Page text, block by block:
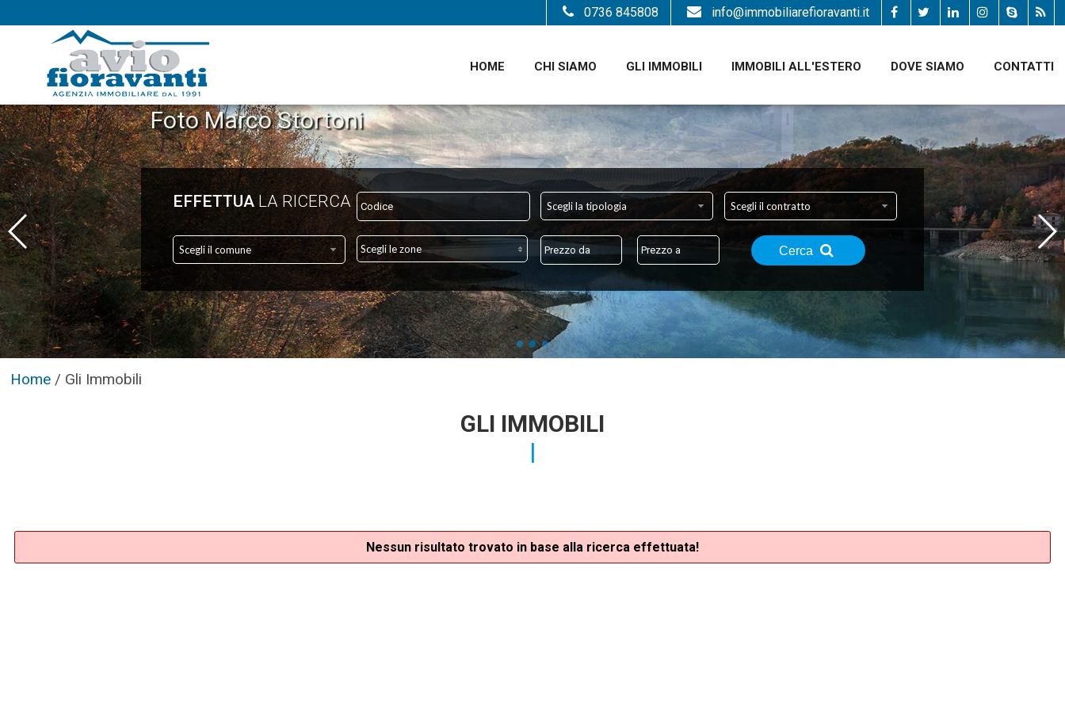
HOME CHI SIAMO GLI IMMOBILI IMMOBILI ALL'ESTERO DOVE SIAMO CONTATTI
info@immobiliarefioravanti.it
0736 845808
Foto Marco Stortoni
EFFETTUALA RICERCA Scegli la tipologia Scegli il contratto
Scegli il comune Scegli le zone Cerca
Home / Gli Immobili
GLI IMMOBILI
Nessun risultato trovato in base alla ricerca effettuata!